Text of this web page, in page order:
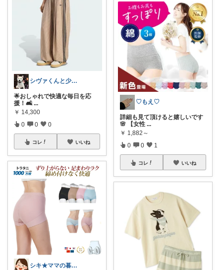
シヴァくんと少佐のROOM
🌟おしゃれで快適な毎日を応
援！🛋️ ...
￥ 14,300
0 0 0
コレ いいね
シキ★ママの暮らし、キッズ
♡もえ♡
詳細も見て頂けると嬉しいです
🌸 【女性 ...
￥ 1,882～
0 0 1
コレ いいね